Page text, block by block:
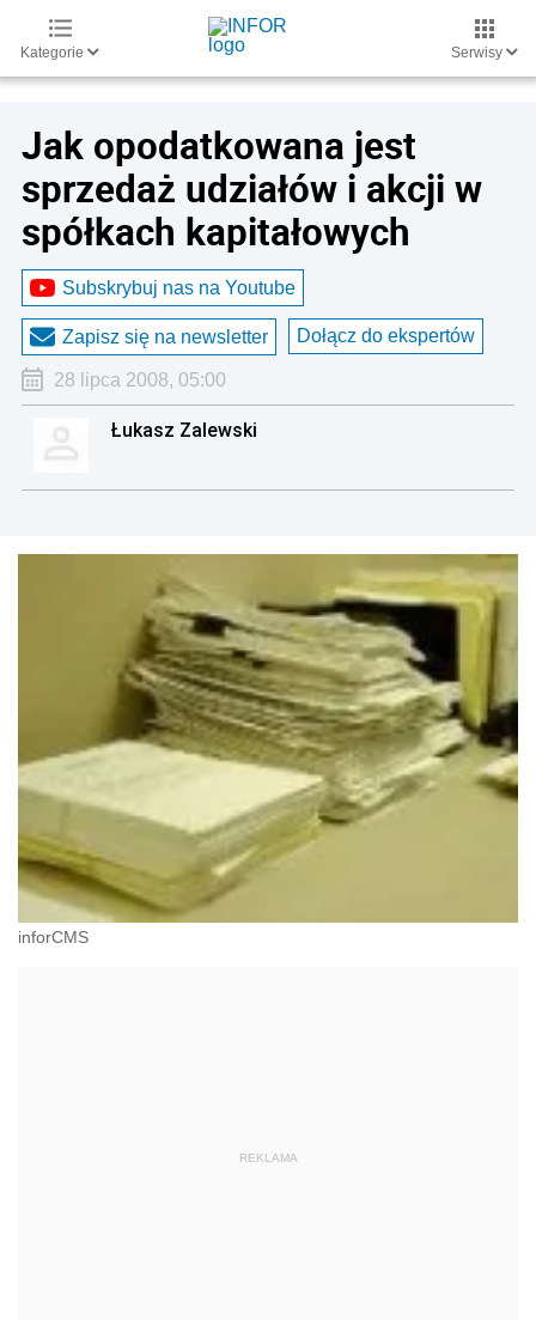
Kategorie Serwisy
Jak opodatkowana jest
sprzedaż udziałów i akcji w
spółkach kapitałowych
Subskrybuj nas na Youtube
Zapisz się na newsletter Dołącz do ekspertów
28 lipca 2008, 05:00
Łukasz Zalewski
inforCMS